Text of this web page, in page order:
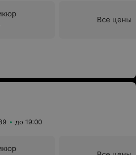
Все цены
до 19:00